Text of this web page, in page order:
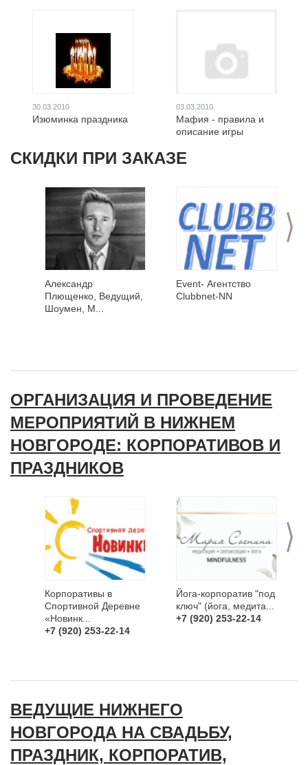
30.03.2010
Изюминка праздника
03.03.2010
Мафия - правила и
описание игры
СКИДКИ ПРИ ЗАКАЗЕ
>
Александр
Плющенко, Ведущий,
Шоумен, M...
Event- Агентство
Clubbnet-NN
ОРГАНИЗАЦИЯ И ПРОВЕДЕНИЕ
МЕРОПРИЯТИЙ В НИЖНЕМ
НОВГОРОДЕ: КОРПОРАТИВОВ И
ПРАЗДНИКОВ
>
Корпоративы в
Спортивной Деревне
«Новинк...
+7 (920) 253-22-14
Йога-корпоратив "под
ключ" (йога, медита...
+7 (920) 253-22-14
ВЕДУЩИЕ НИЖНЕГО
НОВГОРОДА НА СВАДЬБУ,
ПРАЗДНИК, КОРПОРАТИВ,